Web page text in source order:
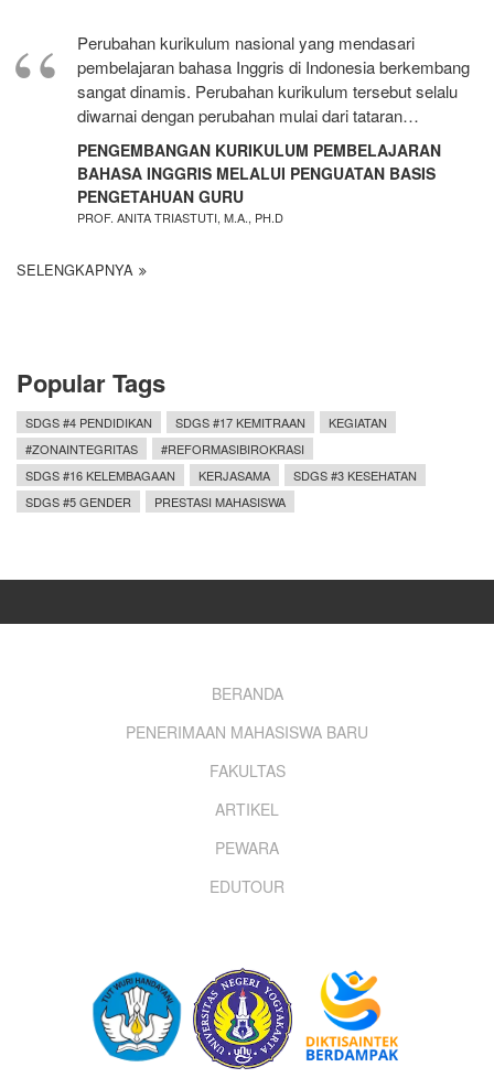
Perubahan kurikulum nasional yang mendasari
pembelajaran bahasa Inggris di Indonesia berkembang
sangat dinamis. Perubahan kurikulum tersebut selalu
diwarnai dengan perubahan mulai dari tataran…
PENGEMBANGAN KURIKULUM PEMBELAJARAN
BAHASA INGGRIS MELALUI PENGUATAN BASIS
PENGETAHUAN GURU
PROF. ANITA TRIASTUTI, M.A., PH.D
SELENGKAPNYA
Popular Tags
SDGS #4 PENDIDIKAN SDGS #17 KEMITRAAN
KEGIATAN
#ZONAINTEGRITAS
#REFORMASIBIROKRASI
SDGS #16 KELEMBAGAAN
KERJASAMA
SDGS #3 KESEHATAN
SDGS #5 GENDER
PRESTASI MAHASISWA
BERANDA
PENERIMAAN MAHASISWA BARU
FAKULTAS
ARTIKEL
PEWARA
EDUTOUR